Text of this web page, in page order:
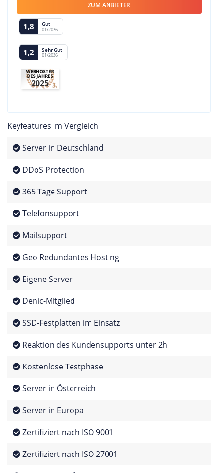
ZUM ANBIETER
1,8 Gut
01/2026
1,2 Sehr Gut
01/2026
2025
Keyfeatures im Vergleich
Server in Deutschland
DDoS Protection
365 Tage Support
Telefonsupport
Mailsupport
Geo Redundantes Hosting
Eigene Server
Denic-Mitglied
SSD-Festplatten im Einsatz
Reaktion des Kundensupports unter 2h
Kostenlose Testphase
Server in Österreich
Server in Europa
Zertifiziert nach ISO 9001
Zertifiziert nach ISO 27001